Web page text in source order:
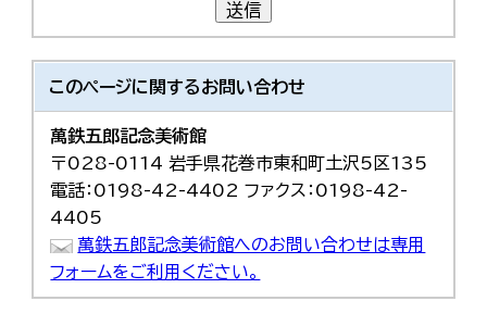
送信
このページに関するお問い合わせ
萬鉄五郎記念美術館
〒028-0114 岩手県花巻市東和町土沢5区135
電話：0198-42-4402 ファクス：0198-42-
4405
萬鉄五郎記念美術館へのお問い合わせは専用
フォームをご利用ください。